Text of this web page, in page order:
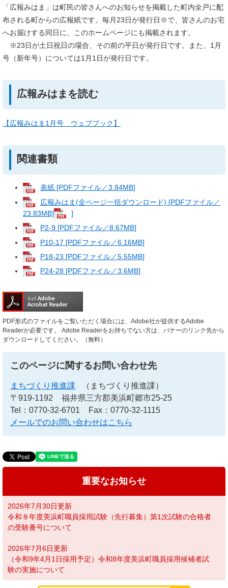
「広報みはま」は町民の皆さんへのお知らせを掲載した町内全戸に配
布される町からの広報紙です。毎月23日が発行日※で、皆さんのお宅
へお届けする同日に、このホームページにも掲載されます。
※23日が土日祝日の場合、その前の平日が発行日です。また、1月
号（新年号）については1月1日が発行日です。
広報みはまを読む
【広報みはま1月号 ウェブブック】
関連書類
表紙 [PDFファイル／3.84MB]
広報みはま(全ページ一括ダウンロード) [PDFファイル／
23.83MB]
]
P2-9 [PDFファイル／8.67MB]
P10-17 [PDFファイル／6.16MB]
P18-23 [PDFファイル／5.55MB]
P24-28 [PDFファイル／3.6MB]
PDF形式のファイルをご覧いただく場合には、Adobe社が提供するAdobe
Readerが必要です。
Adobe Readerをお持ちでない方は、バナーのリンク先から
ダウンロードしてください。（無料）
このページに関するお問い合わせ先
まちづくり推進課
（まちづくり推進課）
〒919-1192
福井県三方郡美浜町郷市25-25
Tel：0770-32-6701
Fax：0770-32-1115
メールでのお問い合わせはこちら
重要なお知らせ
2026年7月30日更新
令和８年度美浜町職員採用試験（先行募集）第1次試験の合格者
の受験番号について
2026年7月6日更新
（令和9年4月1日採用予定）令和8年度美浜町職員採用候補者試
験の実施について